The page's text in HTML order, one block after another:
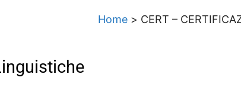
Home > CERT –